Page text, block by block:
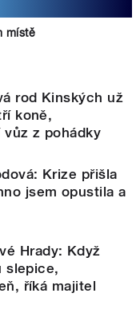
místě
rod Kinských už
koně,
z pohádky
Krize přišla
jsem opustila a
Hrady: Když
slepice,
říká majitel